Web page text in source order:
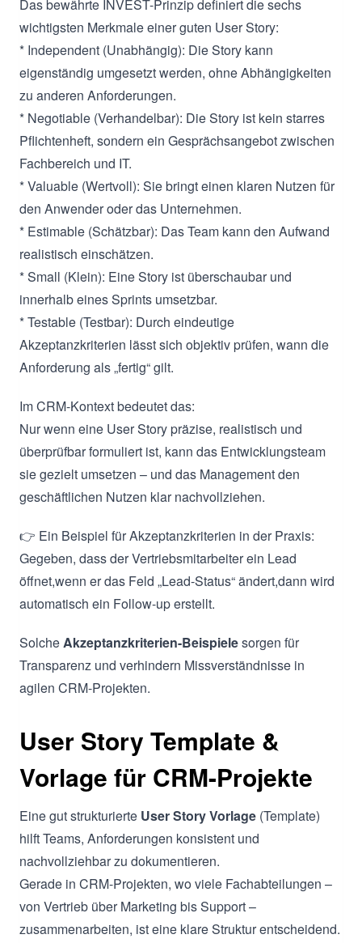
Das bewährte INVEST-Prinzip definiert die sechs
wichtigsten Merkmale einer guten User Story:
* Independent (Unabhängig): Die Story kann
eigenständig umgesetzt werden, ohne Abhängigkeiten
zu anderen Anforderungen.
* Negotiable (Verhandelbar): Die Story ist kein starres
Pflichtenheft, sondern ein Gesprächsangebot zwischen
Fachbereich und IT.
* Valuable (Wertvoll): Sie bringt einen klaren Nutzen für
den Anwender oder das Unternehmen.
* Estimable (Schätzbar): Das Team kann den Aufwand
realistisch einschätzen.
* Small (Klein): Eine Story ist überschaubar und
innerhalb eines Sprints umsetzbar.
* Testable (Testbar): Durch eindeutige
Akzeptanzkriterien lässt sich objektiv prüfen, wann die
Anforderung als „fertig“ gilt.
Im CRM-Kontext bedeutet das:
Nur wenn eine User Story präzise, realistisch und
überprüfbar formuliert ist, kann das Entwicklungsteam
sie gezielt umsetzen – und das Management den
geschäftlichen Nutzen klar nachvollziehen.
👉 Ein Beispiel für Akzeptanzkriterien in der Praxis:
Gegeben, dass der Vertriebsmitarbeiter ein Lead
öffnet,wenn er das Feld „Lead-Status“ ändert,dann wird
automatisch ein Follow-up erstellt.
SolcheAkzeptanzkriterien-Beispielesorgen für
Transparenz und verhindern Missverständnisse in
agilen CRM-Projekten.
User Story Template &
Vorlage für CRM-Projekte
Eine gut strukturierte User Story Vorlage (Template)
hilft Teams, Anforderungen konsistent und
nachvollziehbar zu dokumentieren.
Gerade in CRM-Projekten, wo viele Fachabteilungen –
von Vertrieb über Marketing bis Support –
zusammenarbeiten, ist eine klare Struktur entscheidend.